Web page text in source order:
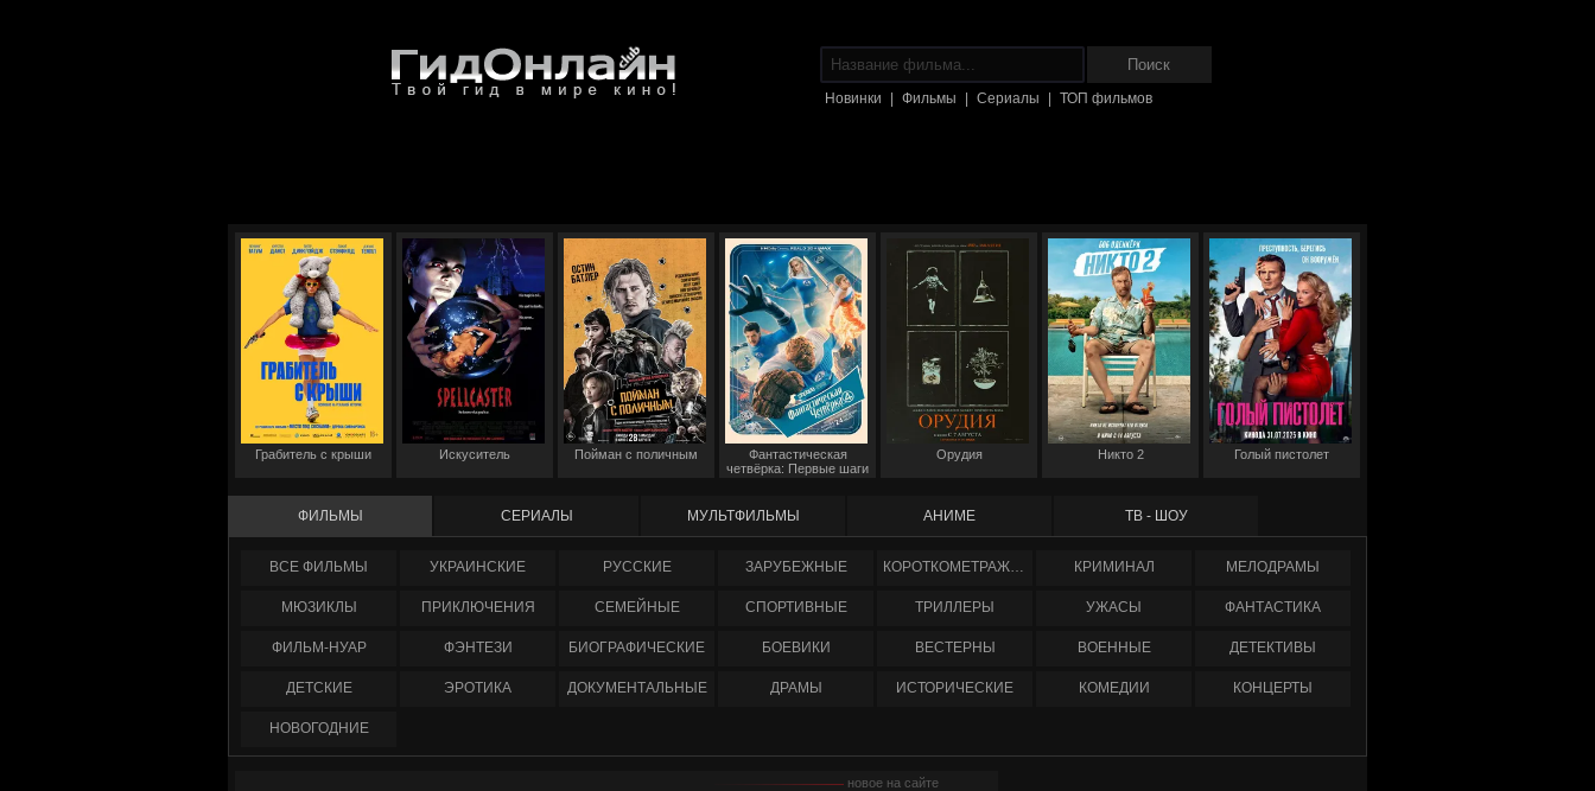
Новинки Фильмы Сериалы ТОП фильмов
Грабитель с крыши Искуситель Пойман с поличным
Фантастическая
четвёрка: Первые шаги
Орудия Никто 2 Голый пистолет
ФИЛЬМЫ СЕРИАЛЫ МУЛЬТФИЛЬМЫ АНИМЕ ТВ - ШОУ
ФИЛЬМЫ УКРАИНCКИЕ РУССКИЕ ЗАРУБЕЖНЫЕ КОРОТКОМЕТРАЖНЫЕ КРИМИНАЛ МЕЛОДРАМЫ
МЮЗИКЛЫ ПРИКЛЮЧЕНИЯ СЕМЕЙНЫЕ СПОРТИВНЫЕ ТРИЛЛЕРЫ УЖАСЫ ФАНТАСТИКА
ФИЛЬМ-НУАР ФЭНТЕЗИ БИОГРАФИЧЕСКИЕ БОЕВИКИ ВЕСТЕРНЫ ВОЕННЫЕ ДЕТЕКТИВЫ
ДЕТСКИЕ ЭРОТИКА ДОКУМЕНТАЛЬНЫЕ ДРАМЫ ИСТОРИЧЕСКИЕ КОМЕДИИ КОНЦЕРТЫ
НОВОГОДНИЕ
новое на сайте